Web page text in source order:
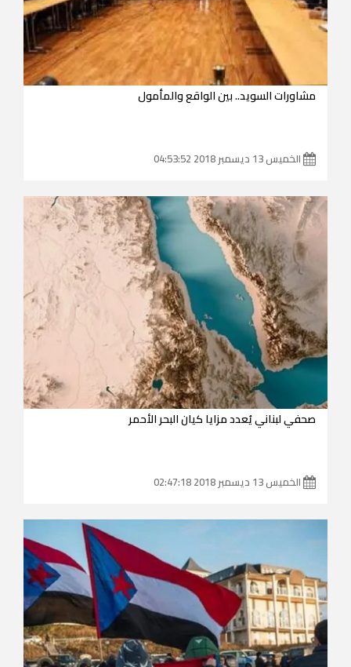
مشاورات السويد.. بين الواقع والمأمول
الخميس 13 ديسمبر 2018 04:53:52
صحفي لبناني يُعدد مزايا كيان البحر الأحمر
الخميس 13 ديسمبر 2018 02:47:18